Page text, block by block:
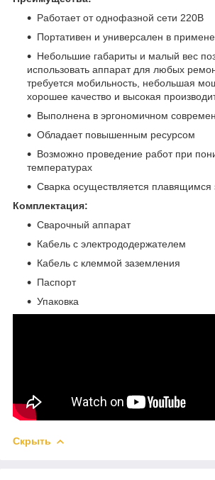
Работает от однофазной сети 220В
Портативен и универсален в
Небольшие габариты и малый вес
использовать аппарат для любых
требуется мобильность, небольшая
хорошее качество и высокая
Выполнена в эргономичном
Обладает повышенным ресурсом
Возможно проведение работ при
температурах
Сварка осуществляется плавящимся
Комплектация:
Сварочный аппарат
Кабель с электрододержателем
Кабель с клеммой заземления
Паспорт
Упаковка
Скрыть